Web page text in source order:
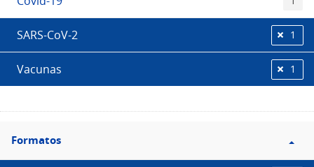
SARS-CoV-2 1
Vacunas 1
Filtro
Formatos
Formatos